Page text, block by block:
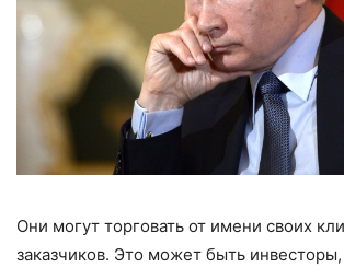
Они могут торговать от имени своих
заказчиков. Это может быть